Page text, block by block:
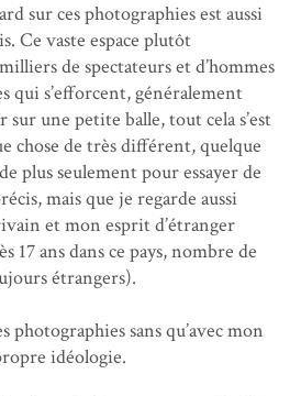
sur ces photographies est aussi
Ce vaste espace plutôt
de spectateurs et d’hommes
qui s’efforcent, généralement
sur une petite balle, tout cela s’est
chose de très différent, quelque
plus seulement pour essayer de
mais que je regarde aussi
et mon esprit d’étranger
17 ans dans ce pays, nombre de
étrangers).
photographies sans qu’avec mon
idéologie.